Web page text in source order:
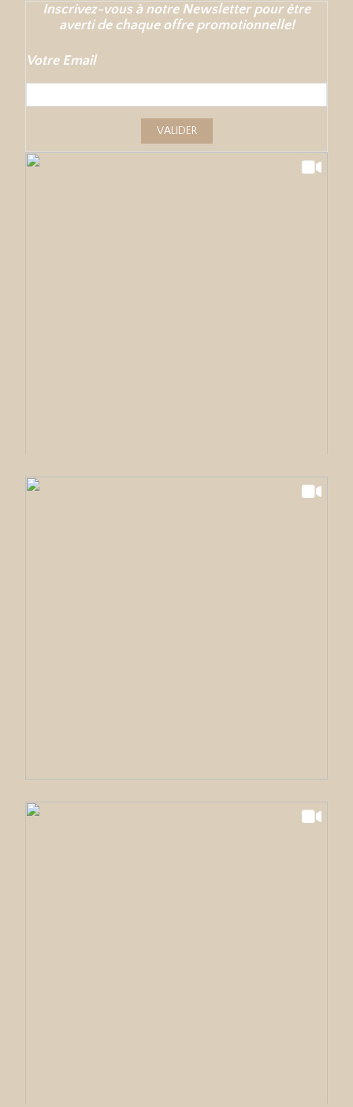
Inscrivez-vous à notre Newsletter pour être
averti de chaque offre promotionnelle!
Votre Email
VALIDER